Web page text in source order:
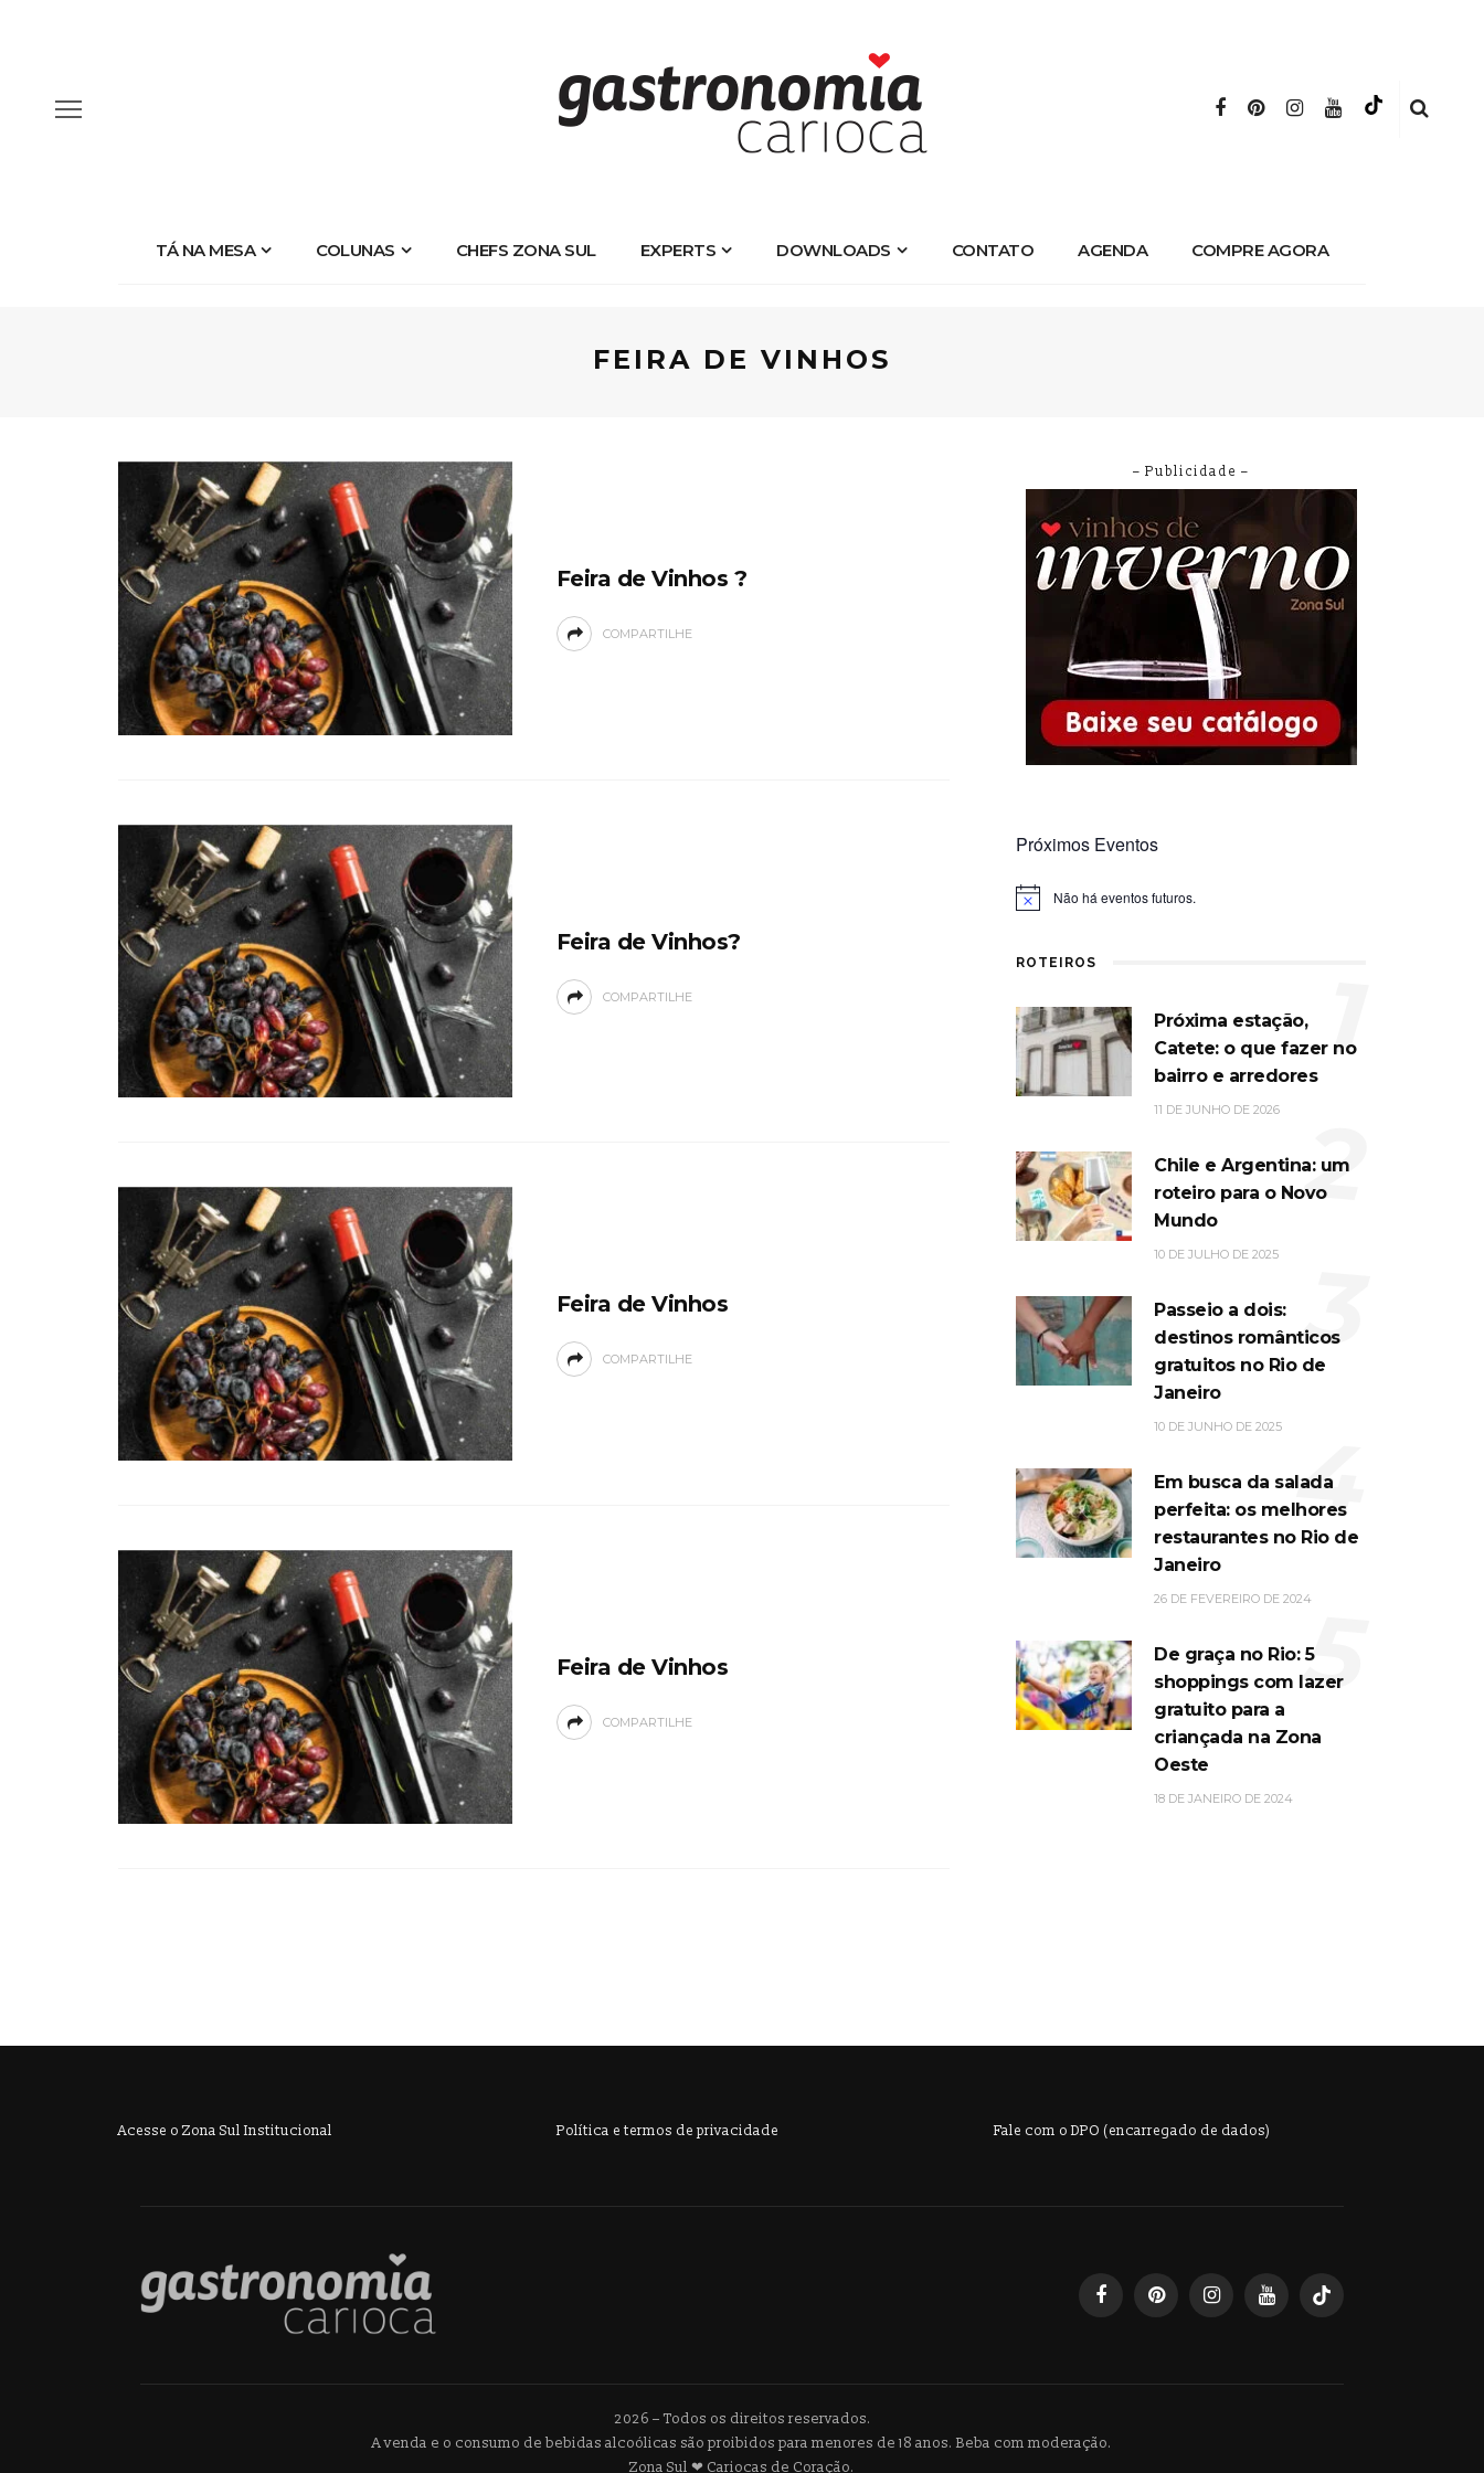
TÁ NA MESA COLUNAS CHEFS ZONA SUL EXPERTS DOWNLOADS CONTATO AGENDA COMPRE AGORA
FEIRA DE VINHOS
Feira de Vinhos ?
COMPARTILHE
Feira de Vinhos?
COMPARTILHE
Feira de Vinhos
COMPARTILHE
Feira de Vinhos
COMPARTILHE
– Publicidade –
Próximos Eventos
Notice Não há eventos futuros.
ROTEIROS
Próxima estação,
Catete: o que fazer no
bairro e arredores
11 DE JUNHO DE 2026
1
Chile e Argentina: um
roteiro para o Novo
Mundo
10 DE JULHO DE 2025
2
Passeio a dois:
destinos românticos
gratuitos no Rio de
Janeiro
10 DE JUNHO DE 2025
3
Em busca da salada
perfeita: os melhores
restaurantes no Rio de
Janeiro
26 DE FEVEREIRO DE 2024
4
De graça no Rio: 5
shoppings com lazer
gratuito para a
criançada na Zona
Oeste
18 DE JANEIRO DE 2024
5
Acesse o Zona Sul Institucional Política e termos de privacidade Fale com o DPO (encarregado de dados)
2026 – Todos os direitos reservados.
A venda e o consumo de bebidas alcoólicas são proibidos para menores de 18 anos. Beba com moderação.
Zona Sul ❤ Cariocas de Coração.